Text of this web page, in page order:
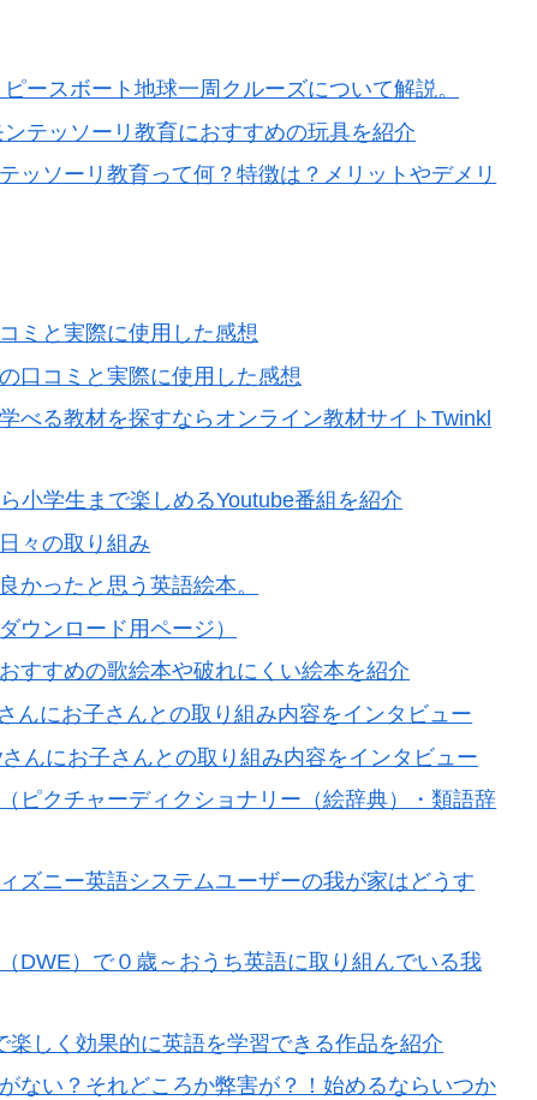
ースボート地球一周クルーズについて解説。
テッソーリ教育におすすめの玩具を紹介
ッソーリ教育って何？特徴は？メリットやデメリ
ミと実際に使用した感想
口コミと実際に使用した感想
べる教材を探すならオンライン教材サイトTwinkl
小学生まで楽しめるYoutube番組を紹介
々の取り組み
かったと思う英語絵本。
ウンロード用ページ）
すすめの歌絵本や破れにくい絵本を紹介
んにお子さんとの取り組み内容をインタビュー
んにお子さんとの取り組み内容をインタビュー
ピクチャーディクショナリー（絵辞典）・類語辞
ズニー英語システムユーザーの我が家はどうす
DWE）で０歳～おうち英語に取り組んでいる我
楽しく効果的に英語を学習できる作品を紹介
ない？それどころか弊害が？！始めるならいつか